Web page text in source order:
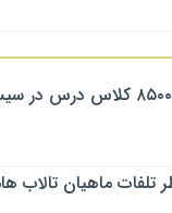
تلفات ماهیان تالاب‌